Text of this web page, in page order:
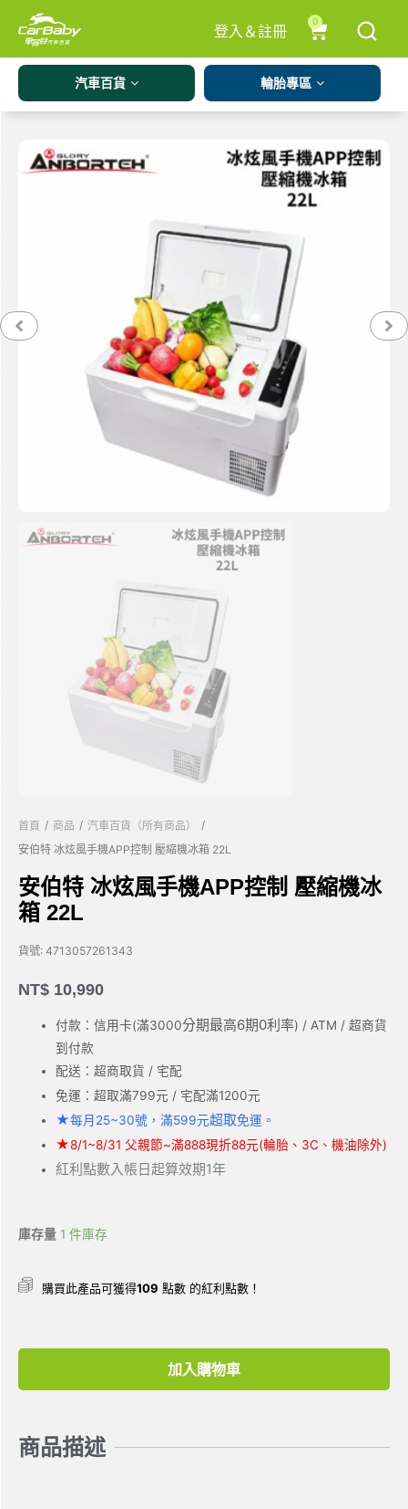
登入＆註冊
0
汽車百貨 輪胎專區
首頁 / 商品 / 汽車百貨（所有商品）
/
安伯特 冰炫風手機APP控制 壓縮機冰箱 22L
安伯特 冰炫風手機APP控制 壓縮機冰
箱 22L
貨號: 4713057261343
NT$ 10,990
付款：信用卡(滿3000分期最高6期0利率) / ATM / 超商貨
到付款
配送：超商取貨 / 宅配
免運：超取滿799元 / 宅配滿1200元
★每月25~30號，滿599元超取免運。
★8/1~8/31 父親節~滿888現折88元(輪胎、3C、機油除外)
紅利點數入帳日起算效期1年
庫存量 1 件庫存
購買此產品可獲得109 點數 的紅利點數！
加入購物車
商品描述